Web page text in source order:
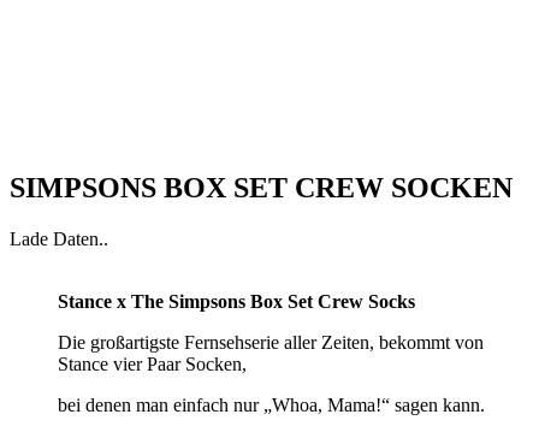
SIMPSONS BOX SET CREW SOCKEN
Lade Daten..
Stance x The Simpsons Box Set Crew Socks
Die großartigste Fernsehserie aller Zeiten, bekommt von
Stance vier Paar Socken,
bei denen man einfach nur „Whoa, Mama!“ sagen kann.